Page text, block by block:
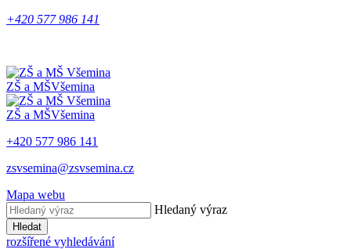
+420 577 986 141
ZŠ a MŠVšemina
ZŠ a MŠVšemina
+420 577 986 141
zsvsemina@zsvsemina.cz
Mapa webu
Hledaný výraz
Hledat
rozšířené vyhledávání